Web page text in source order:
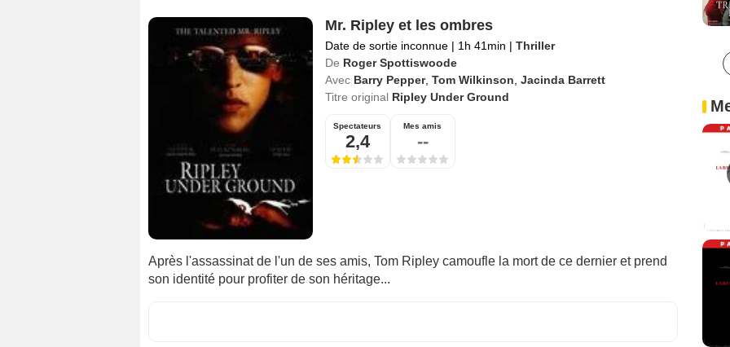
Mr. Ripley et les ombres
Date de sortie inconnue | 1h 41min | Thriller
De Roger Spottiswoode
Avec Barry Pepper, Tom Wilkinson Jacinda Barrett
Titre original Ripley Under Ground
Spectateurs
2,4
Mes amis
--
Après l'assassinat de l'un de ses amis, Tom Ripley camoufle la mort de ce dernier et prend
son identité pour profiter de son héritage...